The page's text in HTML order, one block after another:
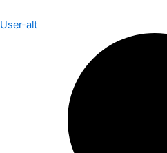
User-alt